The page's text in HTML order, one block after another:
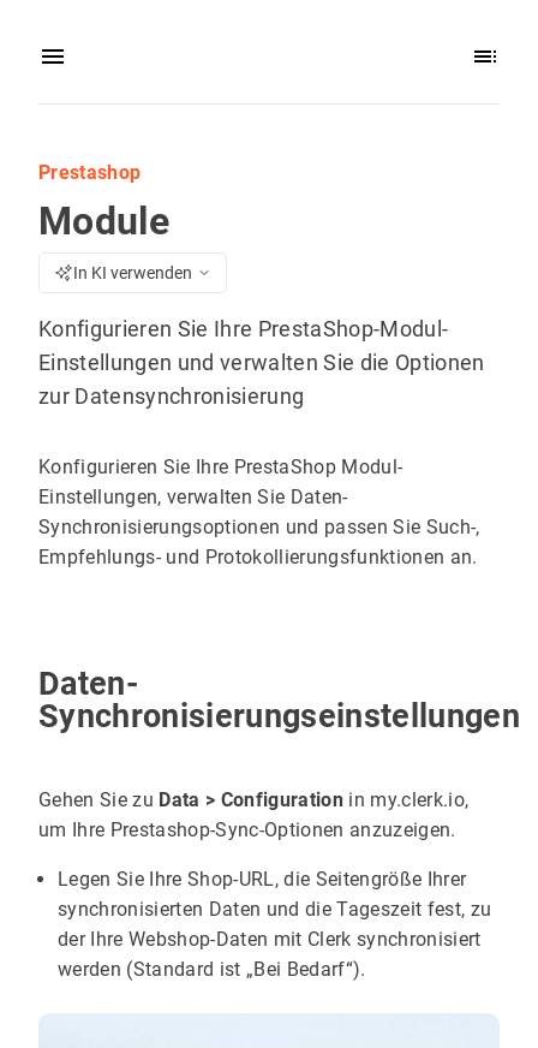
Prestashop
Module
In KI verwenden
Konfigurieren Sie Ihre PrestaShop-Modul-
Einstellungen und verwalten Sie die Optionen
zur Datensynchronisierung
Konfigurieren Sie Ihre PrestaShop Modul-
Einstellungen, verwalten Sie Daten-
Synchronisierungsoptionen und passen Sie Such-,
Empfehlungs- und Protokollierungsfunktionen an.
Daten-
Synchronisierungseinstellungen
Gehen Sie zu Data > Configurationin my.clerk.io,
um Ihre Prestashop-Sync-Optionen anzuzeigen.
Legen Sie Ihre Shop-URL, die Seitengröße Ihrer
synchronisierten Daten und die Tageszeit fest, zu
der Ihre Webshop-Daten mit Clerk synchronisiert
werden (Standard ist „Bei Bedarf“).